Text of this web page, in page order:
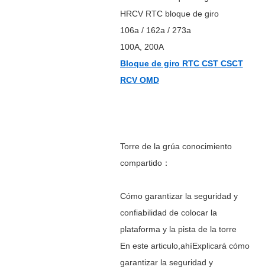
HRCV RTC bloque de giro
106a / 162a / 273a
100A, 200A
Bloque de giro RTC CST CSCT
RCV OMD
Torre de la grúa conocimiento
compartido：
Cómo garantizar la seguridad y
confiabilidad de colocar la
plataforma y la pista de la torre
En este articulo,ahíExplicará cómo
garantizar la seguridad y